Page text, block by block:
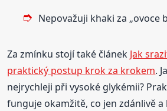
Nepovažuji khaki za „ovoce
Za zmínku stojí také článek Jak
praktický postup krok za krokem.
nejrychleji při vysoké glykémii?
funguje okamžitě, co jen zdánlivě